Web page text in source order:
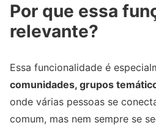
Por que essa
relevante?
Essa funcionalidade é
comunidades, grupos
onde várias pessoas se
comum, mas nem sempre se